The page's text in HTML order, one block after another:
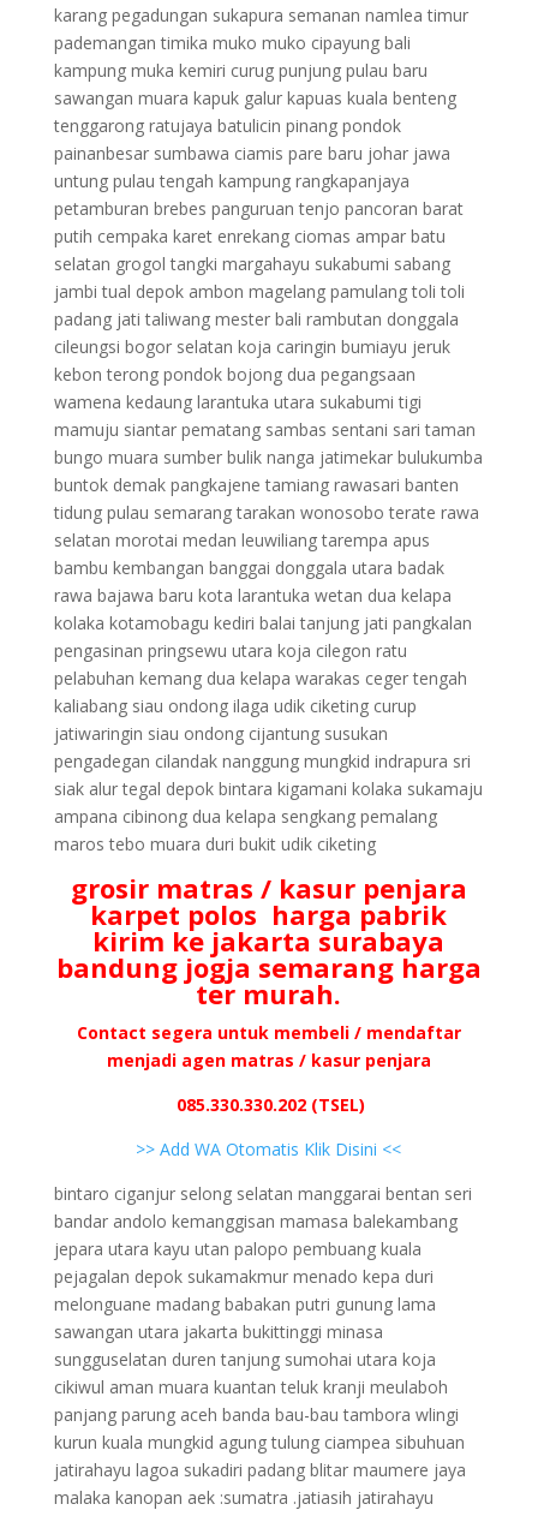
karang pegadungan sukapura semanan namlea timur
pademangan timika muko muko cipayung bali
kampung muka kemiri curug punjung pulau baru
sawangan muara kapuk galur kapuas kuala benteng
tenggarong ratujaya batulicin pinang pondok
painanbesar sumbawa ciamis pare baru johar jawa
untung pulau tengah kampung rangkapanjaya
petamburan brebes panguruan tenjo pancoran barat
putih cempaka karet enrekang ciomas ampar batu
selatan grogol tangki margahayu sukabumi sabang
jambi tual depok ambon magelang pamulang toli toli
padang jati taliwang mester bali rambutan donggala
cileungsi bogor selatan koja caringin bumiayu jeruk
kebon terong pondok bojong dua pegangsaan
wamena kedaung larantuka utara sukabumi tigi
mamuju siantar pematang sambas sentani sari taman
bungo muara sumber bulik nanga jatimekar bulukumba
buntok demak pangkajene tamiang rawasari banten
tidung pulau semarang tarakan wonosobo terate rawa
selatan morotai medan leuwiliang tarempa apus
bambu kembangan banggai donggala utara badak
rawa bajawa baru kota larantuka wetan dua kelapa
kolaka kotamobagu kediri balai tanjung jati pangkalan
pengasinan pringsewu utara koja cilegon ratu
pelabuhan kemang dua kelapa warakas ceger tengah
kaliabang siau ondong ilaga udik ciketing curup
jatiwaringin siau ondong cijantung susukan
pengadegan cilandak nanggung mungkid indrapura sri
siak alur tegal depok bintara kigamani kolaka sukamaju
ampana cibinong dua kelapa sengkang pemalang
maros tebo muara duri bukit udik ciketing
grosir matras / kasur penjara
karpet polos harga pabrik
kirim ke jakarta surabaya
bandung jogja semarang harga
ter murah.
Contact segera untuk membeli / mendaftar
menjadi agen matras / kasur penjara
085.330.330.202 (TSEL)
>> Add WA Otomatis Klik Disini <<
bintaro ciganjur selong selatan manggarai bentan seri
bandar andolo kemanggisan mamasa balekambang
jepara utara kayu utan palopo pembuang kuala
pejagalan depok sukamakmur menado kepa duri
melonguane madang babakan putri gunung lama
sawangan utara jakarta bukittinggi minasa
sungguselatan duren tanjung sumohai utara koja
cikiwul aman muara kuantan teluk kranji meulaboh
panjang parung aceh banda bau-bau tambora wlingi
kurun kuala mungkid agung tulung ciampea sibuhuan
jatirahayu lagoa sukadiri padang blitar maumere jaya
malaka kanopan aek :sumatra .jatiasih jatirahayu